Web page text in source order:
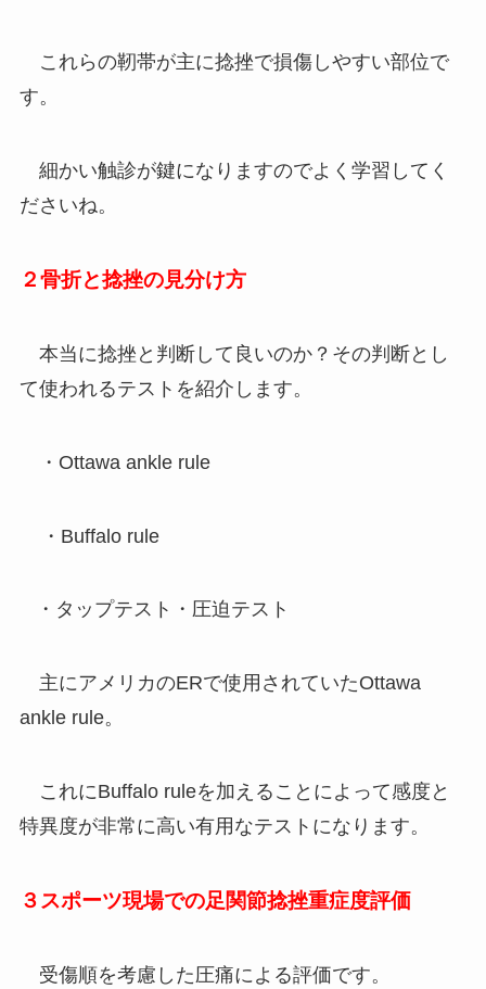
これらの靭帯が主に捻挫で損傷しやすい部位で
す。
細かい触診が鍵になりますのでよく学習してく
ださいね。
２骨折と捻挫の見分け方
本当に捻挫と判断して良いのか？その判断とし
て使われるテストを紹介します。
・Ottawa ankle rule
・Buffalo rule
・タップテスト・圧迫テスト
主にアメリカのERで使用されていたOttawa
ankle rule。
これにBuffalo ruleを加えることによって感度と
特異度が非常に高い有用なテストになります。
３スポーツ現場での足関節捻挫重症度評価
受傷順を考慮した圧痛による評価です。